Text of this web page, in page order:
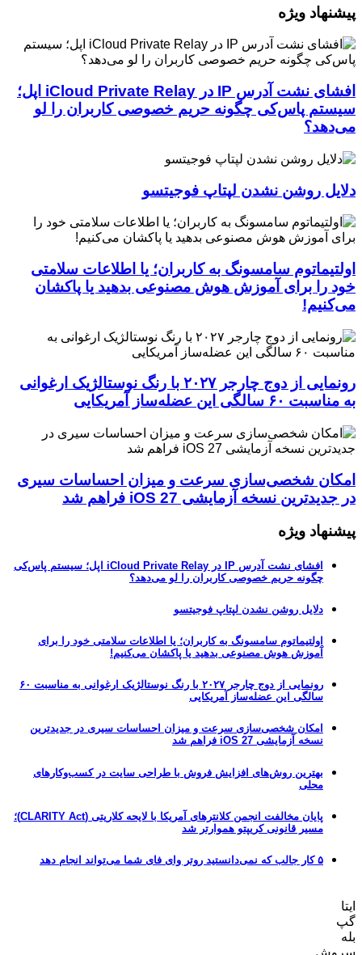
پیشنهاد ویژه
افشای نشت آدرس IP در iCloud Private Relay اپل؛
سیستم پاس‌کی چگونه حریم خصوصی کاربران را لو
می‌دهد؟
دلایل روشن نشدن لپتاپ فوجیتسو
اولتیماتوم سامسونگ به کاربران؛ یا اطلاعات سلامتی
خود را برای آموزش هوش مصنوعی بدهید یا پاکشان
می‌کنیم!
رونمایی از دوج چارجر ۲۰۲۷ با رنگ نوستالژیک ارغوانی
به مناسبت ۶۰ سالگی این عضله‌ساز آمریکایی
امکان شخصی‌سازی سرعت و میزان احساسات سیری
در جدیدترین نسخه آزمایشی iOS 27 فراهم شد
پیشنهاد ویژه
افشای نشت آدرس IP در iCloud Private Relay اپل؛ سیستم پاس‌کی
چگونه حریم خصوصی کاربران را لو می‌دهد؟
دلایل روشن نشدن لپتاپ فوجیتسو
اولتیماتوم سامسونگ به کاربران؛ یا اطلاعات سلامتی خود را برای
آموزش هوش مصنوعی بدهید یا پاکشان می‌کنیم!
رونمایی از دوج چارجر ۲۰۲۷ با رنگ نوستالژیک ارغوانی به مناسبت ۶۰
سالگی این عضله‌ساز آمریکایی
امکان شخصی‌سازی سرعت و میزان احساسات سیری در جدیدترین
نسخه آزمایشی iOS 27 فراهم شد
بهترین روش‌های افزایش فروش با طراحی سایت در کسب‌وکارهای
محلی
پایان مخالفت انجمن کلانترهای آمریکا با لایحه کلاریتی (CLARITY Act)؛
مسیر قانونی کریپتو هموارتر شد
۵ کار جالب که نمی‌دانستید روتر وای فای شما می‌تواند انجام دهد
ایتا
گپ
بله